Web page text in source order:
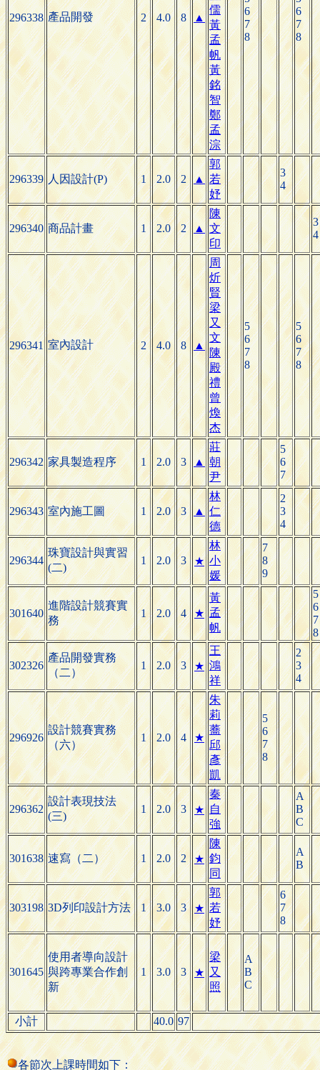
296338 產品開發 2 4.0 8 ▲
儒
黃
孟
帆
黃
銘
智
鄭
孟
淙
6
7
8
6
7
8
296339 人因設計(P) 1 2.0 2 ▲
郭
若
妤
3
4
296340 商品計畫 1 2.0 2 ▲
陳
文
印
3
4
296341 室內設計 2 4.0 8 ▲
周
炘
賢
梁
又
文
陳
殿
禮
曾
煥
杰
5
6
7
8
5
6
7
8
296342 家具製造程序 1 2.0 3 ▲
莊
朝
尹
5
6
7
296343 室內施工圖 1 2.0 3 ▲
林
仁
德
2
3
4
296344
珠寶設計與實習
(二)
1 2.0 3 ★
林
小
媛
7
8
9
301640
進階設計競賽實
務
1 2.0 4 ★
黃
孟
帆
5
6
7
8
302326
產品開發實務
（二）
1 2.0 3 ★
王
鴻
祥
2
3
4
296926
設計競賽實務
（六）
1 2.0 4 ★
朱
莉
蕎
邱
彥
凱
5
6
7
8
296362
設計表現技法
(三)
1 2.0 3 ★
秦
自
強
A
B
C
301638 速寫（二） 1 2.0 2 ★
陳
鈞
同
A
B
303198 3D列印設計方法 1 3.0 3 ★
郭
若
妤
6
7
8
301645
使用者導向設計
與跨專業合作創
新
1 3.0 3 ★
梁
又
照
A
B
C
小計 40.0 97
各節次上課時間如下：